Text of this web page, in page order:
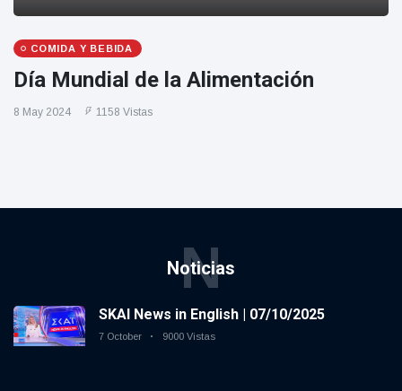
COMIDA Y BEBIDA
Día Mundial de la Alimentación
8 May 2024 1158 Vistas
Noticias
N
SKAI News in English | 07/10/2025
7 October 9000 Vistas